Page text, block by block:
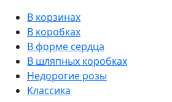
В корзинах
В коробках
В форме сердца
В шляпных коробках
Недорогие розы
Классика